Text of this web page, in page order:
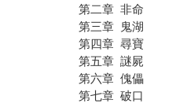
第二章 非命
第三章 鬼湖
第四章 尋寶
第五章 謎屍
第六章 傀儡
第七章 破口